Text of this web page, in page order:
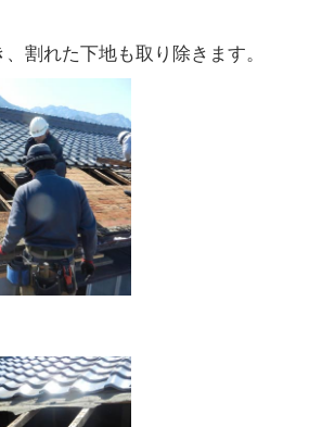
割れた下地も取り除きます。